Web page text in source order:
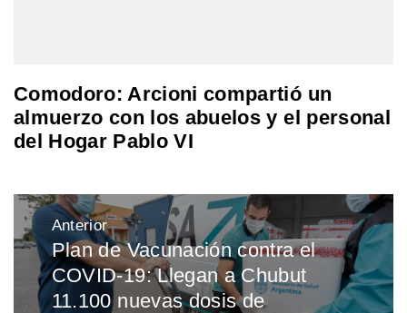
Comodoro: Arcioni compartió un
almuerzo con los abuelos y el personal
del Hogar Pablo VI
Navegación
de
entradas
Anterior
Entrada
anterior:
Plan de Vacunación contra el
COVID-19: Llegan a Chubut
11.100 nuevas dosis de